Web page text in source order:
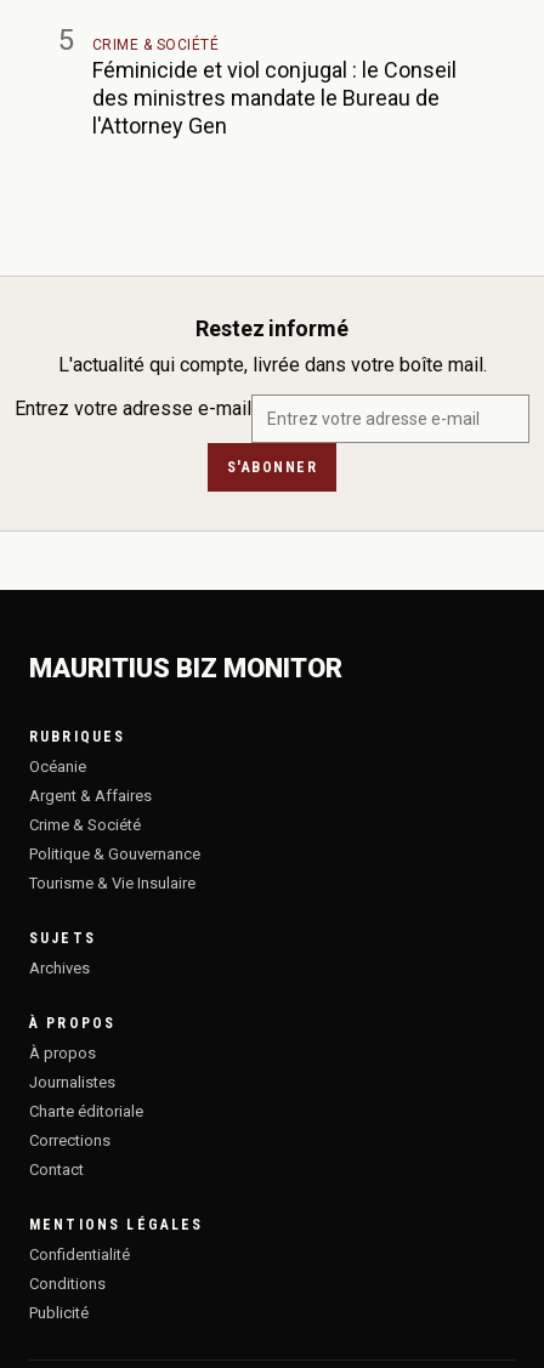
5 CRIME & SOCIÉTÉ
Féminicide et viol conjugal : le Conseil
des ministres mandate le Bureau de
l'Attorney Gen
Restez informé
L'actualité qui compte, livrée dans votre boîte mail.
Entrez votre adresse e-mail
S'ABONNER
MAURITIUS BIZ MONITOR
RUBRIQUES
Océanie
Argent & Affaires
Crime & Société
Politique & Gouvernance
Tourisme & Vie Insulaire
SUJETS
Archives
À PROPOS
À propos
Journalistes
Charte éditoriale
Corrections
Contact
MENTIONS LÉGALES
Confidentialité
Conditions
Publicité